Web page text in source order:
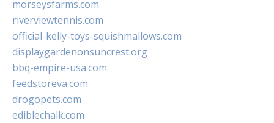
morseysfarms.com
riverviewtennis.com
official-kelly-toys-squishmallows.com
displaygardenonsuncrest.org
bbq-empire-usa.com
feedstoreva.com
drogopets.com
ediblechalk.com